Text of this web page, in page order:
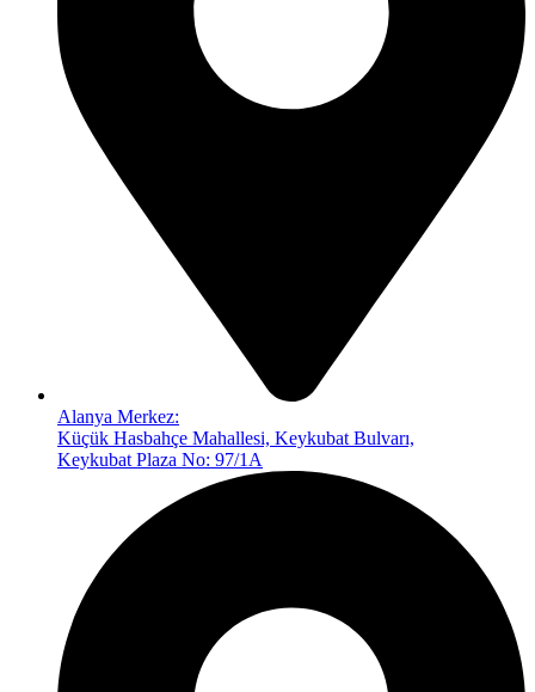
Alanya Merkez:
Küçük Hasbahçe Mahallesi, Keykubat Bulvarı,
Keykubat Plaza No: 97/1A